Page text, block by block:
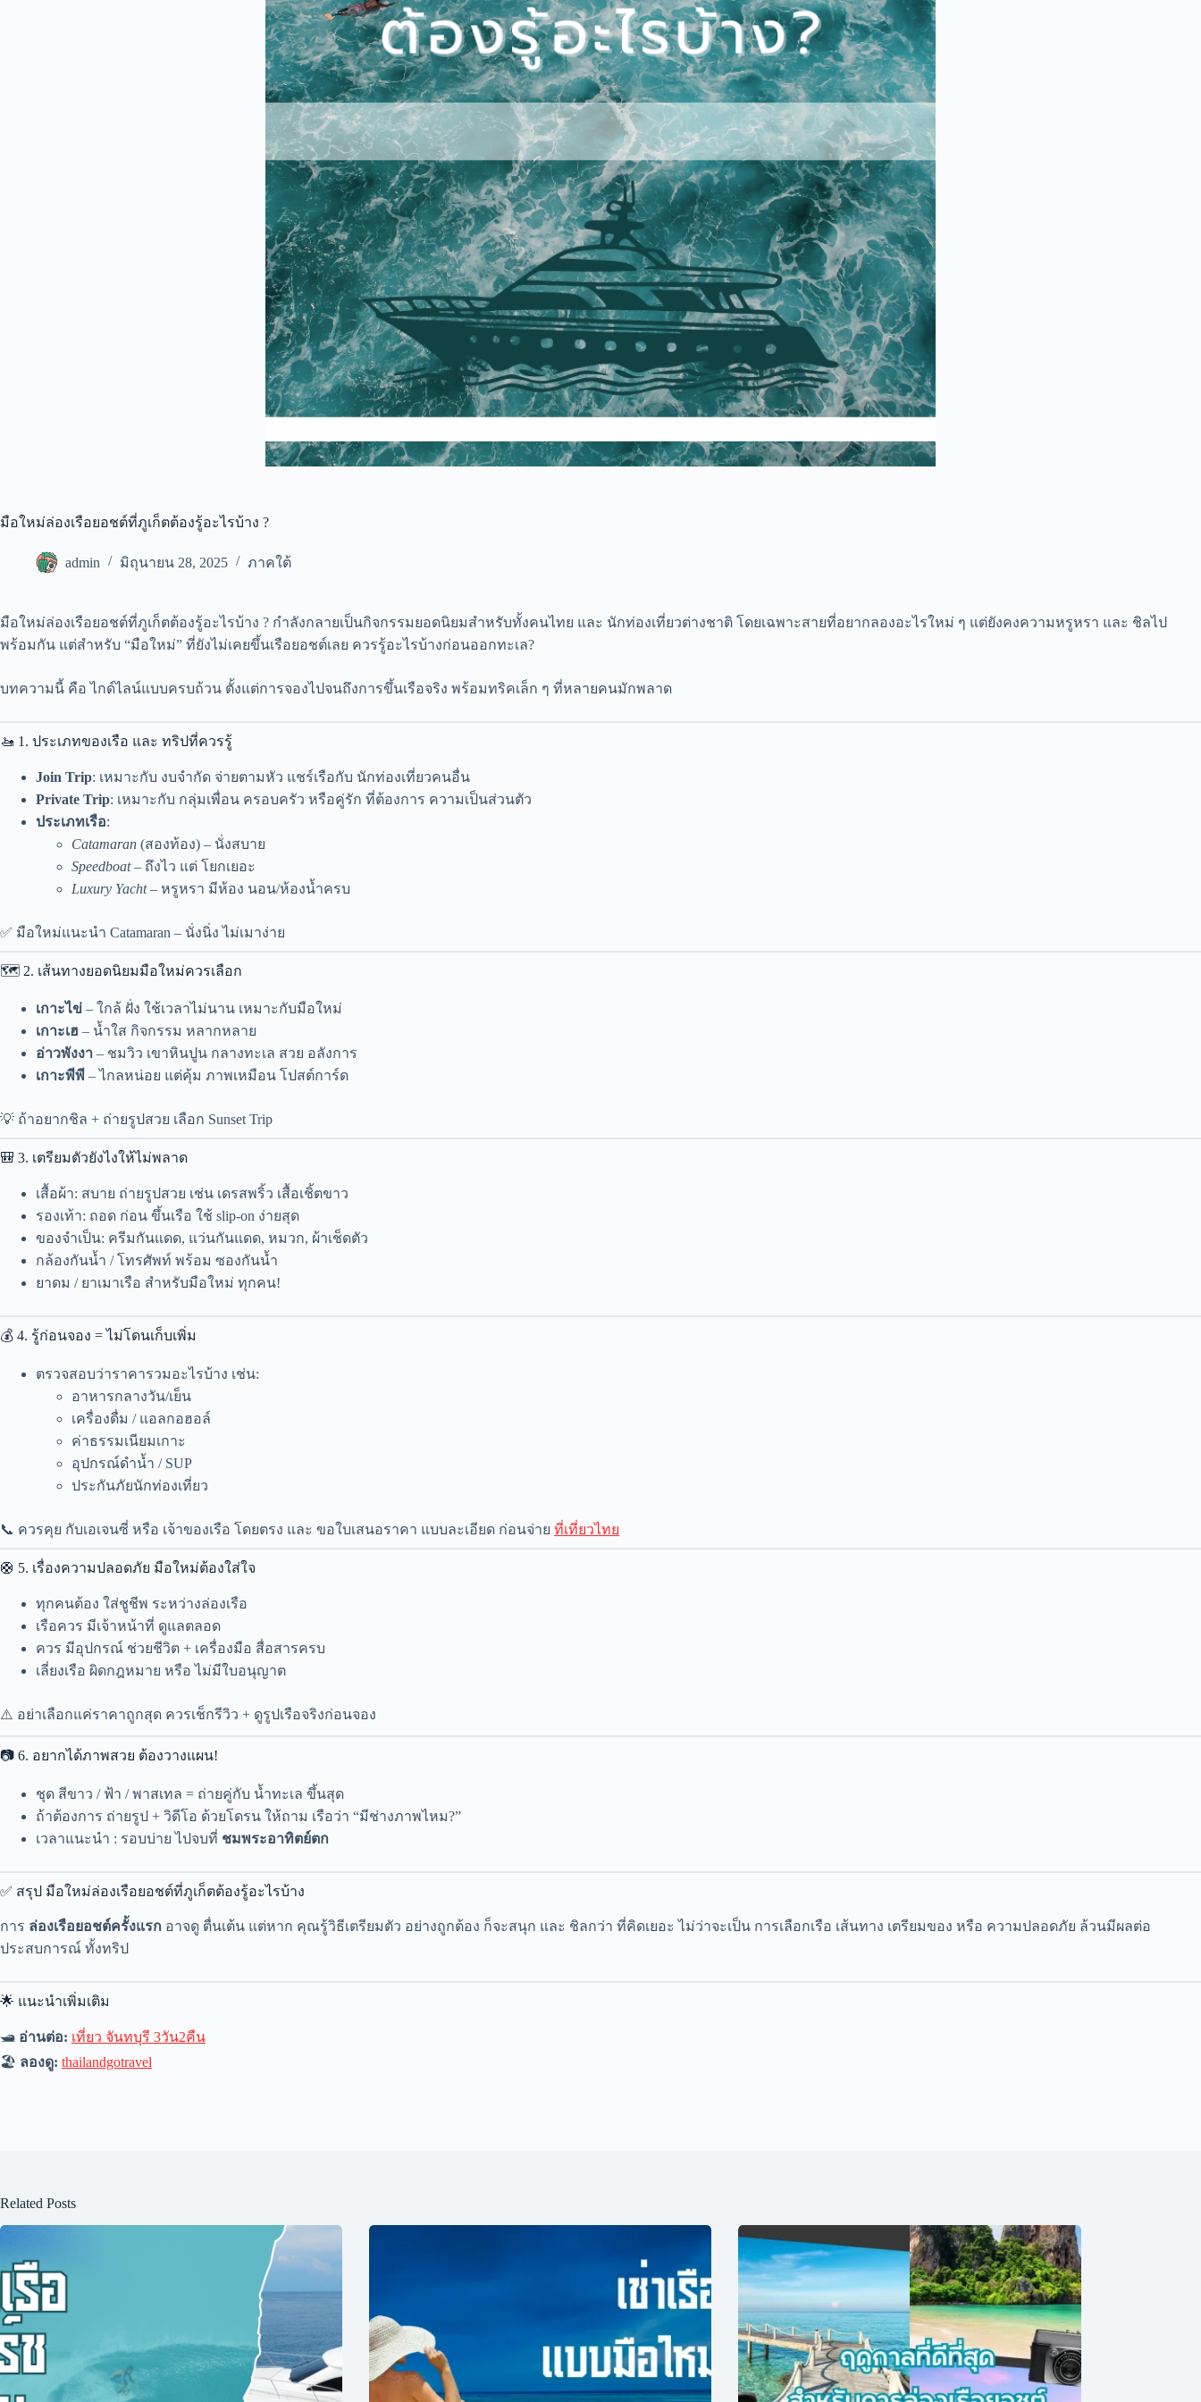
มือใหม่ล่องเรือยอชต์ที่ภูเก็ตต้องรู้อะไรบ้าง ?
admin มิถุนายน 28, 2025 ภาคใต้
มือใหม่ล่องเรือยอชต์ที่ภูเก็ตต้องรู้อะไรบ้าง ? กำลังกลายเป็นกิจกรรมยอดนิยมสำหรับทั้งคนไทย และ นักท่องเที่ยวต่างชาติ โดยเฉพาะสายที่อยากลองอะไรใหม่ ๆ แต่ยังคงความหรูหรา และ ชิลไป
พร้อมกัน แต่สำหรับ “มือใหม่” ที่ยังไม่เคยขึ้นเรือยอชต์เลย ควรรู้อะไรบ้างก่อนออกทะเล?
บทความนี้ คือ ไกด์ไลน์แบบครบถ้วน ตั้งแต่การจองไปจนถึงการขึ้นเรือจริง พร้อมทริคเล็ก ๆ ที่หลายคนมักพลาด
🚤 1. ประเภทของเรือ และ ทริปที่ควรรู้
Join Trip: เหมาะกับ งบจำกัด จ่ายตามหัว แชร์เรือกับ นักท่องเที่ยวคนอื่น
Private Trip: เหมาะกับ กลุ่มเพื่อน ครอบครัว หรือคู่รัก ที่ต้องการ ความเป็นส่วนตัว
ประเภทเรือ:
Catamaran (สองท้อง) – นั่งสบาย
Speedboat– ถึงไว แต่ โยกเยอะ
Luxury Yacht– หรูหรา มีห้อง นอน/ห้องน้ำครบ
✅ มือใหม่แนะนำ Catamaran – นั่งนิ่ง ไม่เมาง่าย
🗺️ 2. เส้นทางยอดนิยมมือใหม่ควรเลือก
เกาะไข่ – ใกล้ ฝั่ง ใช้เวลาไม่นาน เหมาะกับมือใหม่
เกาะเฮ – น้ำใส กิจกรรม หลากหลาย
อ่าวพังงา – ชมวิว เขาหินปูน กลางทะเล สวย อลังการ
เกาะพีพี – ไกลหน่อย แต่คุ้ม ภาพเหมือน โปสต์การ์ด
💡 ถ้าอยากชิล + ถ่ายรูปสวย เลือก Sunset Trip
🎒 3. เตรียมตัวยังไงให้ไม่พลาด
เสื้อผ้า: สบาย ถ่ายรูปสวย เช่น เดรสพริ้ว เสื้อเชิ้ตขาว
รองเท้า: ถอด ก่อน ขึ้นเรือ ใช้ slip-on ง่ายสุด
ของจำเป็น: ครีมกันแดด, แว่นกันแดด, หมวก, ผ้าเช็ดตัว
กล้องกันน้ำ / โทรศัพท์ พร้อม ซองกันน้ำ
ยาดม / ยาเมาเรือ สำหรับมือใหม่ ทุกคน!
💰 4. รู้ก่อนจอง = ไม่โดนเก็บเพิ่ม
ตรวจสอบว่าราคารวมอะไรบ้าง เช่น:
อาหารกลางวัน/เย็น
เครื่องดื่ม / แอลกอฮอล์
ค่าธรรมเนียมเกาะ
อุปกรณ์ดำน้ำ / SUP
ประกันภัยนักท่องเที่ยว
📞 ควรคุย กับเอเจนซี่ หรือ เจ้าของเรือ โดยตรง และ ขอใบเสนอราคา แบบละเอียด ก่อนจ่าย ที่เที่ยวไทย
🛟 5. เรื่องความปลอดภัย มือใหม่ต้องใส่ใจ
ทุกคนต้อง ใส่ชูชีพ ระหว่างล่องเรือ
เรือควร มีเจ้าหน้าที่ ดูแลตลอด
ควร มีอุปกรณ์ ช่วยชีวิต + เครื่องมือ สื่อสารครบ
เลี่ยงเรือ ผิดกฎหมาย หรือ ไม่มีใบอนุญาต
⚠️ อย่าเลือกแค่ราคาถูกสุด ควรเช็กรีวิว + ดูรูปเรือจริงก่อนจอง
📷 6. อยากได้ภาพสวย ต้องวางแผน!
ชุด สีขาว / ฟ้า / พาสเทล = ถ่ายคู่กับ น้ำทะเล ขึ้นสุด
ถ้าต้องการ ถ่ายรูป + วิดีโอ ด้วยโดรน ให้ถาม เรือว่า “มีช่างภาพไหม?”
เวลาแนะนำ : รอบบ่าย ไปจบที่ ชมพระอาทิตย์ตก
✅ สรุป มือใหม่ล่องเรือยอชต์ที่ภูเก็ตต้องรู้อะไรบ้าง
การ ล่องเรือยอชต์ครั้งแรก อาจดู ตื่นเต้น แต่หาก คุณรู้วิธีเตรียมตัว อย่างถูกต้อง ก็จะสนุก และ ชิลกว่า ที่คิดเยอะ ไม่ว่าจะเป็น การเลือกเรือ เส้นทาง เตรียมของ หรือ ความปลอดภัย ล้วนมีผลต่อ
ประสบการณ์ ทั้งทริป
🌟 แนะนำเพิ่มเติม
🛥️ อ่านต่อ: เที่ยว จันทบุรี 3วัน2คืน
🏖️ ลองดู: thailandgotravel
Related Posts